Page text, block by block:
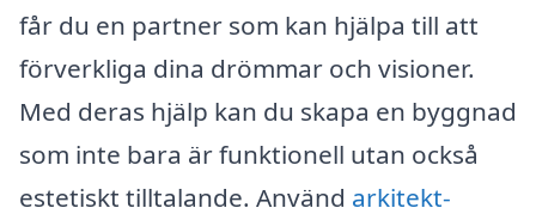
får du en partner som kan hjälpa till att
förverkliga dina drömmar och visioner.
Med deras hjälp kan du skapa en byggnad
som inte bara är funktionell utan också
estetiskt tilltalande. Använd arkitekt-